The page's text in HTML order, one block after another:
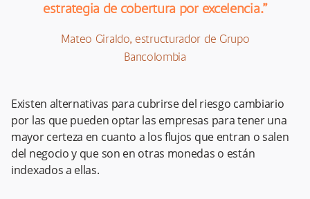
estrategia de cobertura por excelencia.”
Mateo Giraldo, estructurador de Grupo
Bancolombia
Existen alternativas para cubrirse del riesgo cambiario
por las que pueden optar las empresas para tener una
mayor certeza en cuanto a los flujos que entran o salen
del negocio y que son en otras monedas o están
indexados a ellas.